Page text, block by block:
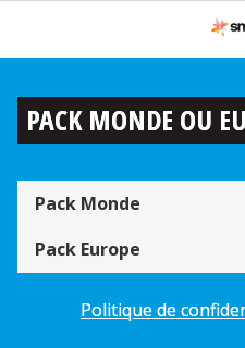
PACK MONDE OU
Pack Monde
Pack Europe
Politique de